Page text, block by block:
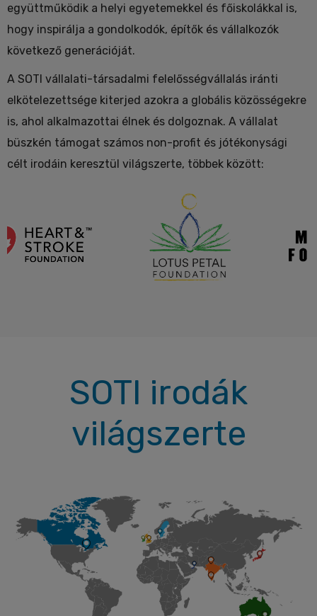
együttműködik a helyi egyetemekkel és főiskolákkal is,
hogy inspirálja a gondolkodók, építők és vállalkozók
következő generációját.
A SOTI vállalati-társadalmi felelősségvállalás iránti
elkötelezettsége kiterjed azokra a globális közösségekre
is, ahol alkalmazottai élnek és dolgoznak. A vállalat
büszkén támogat számos non-profit és jótékonysági
célt irodáin keresztül világszerte, többek között:
SOTI irodák
világszerte